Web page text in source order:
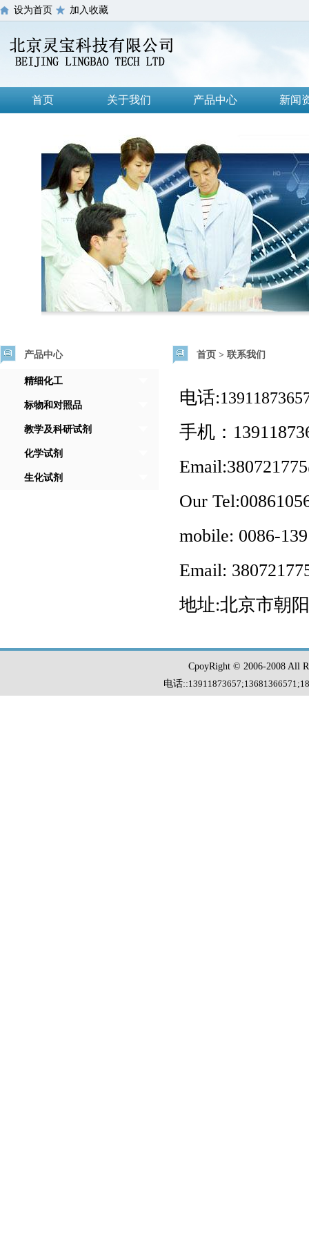
设为首页 加入收藏
首页 关于我们 产品中心 新闻
产品中心
精细化工
标物和对照品
教学及科研试剂
化学试剂
生化试剂
首页 > 联系我们
电话:
手机：
Our
mobile: 0086-
Email:
地址:北京市朝
CpoyRight © 2006-2008 All
电话::13911873657;13681366571;